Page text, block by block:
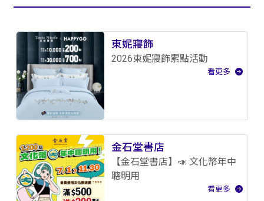
東妮寢飾
2026東妮寢飾累點活動
看更多
金石堂書店
【金石堂書店】📣 文化幣年中
聰明用
看更多